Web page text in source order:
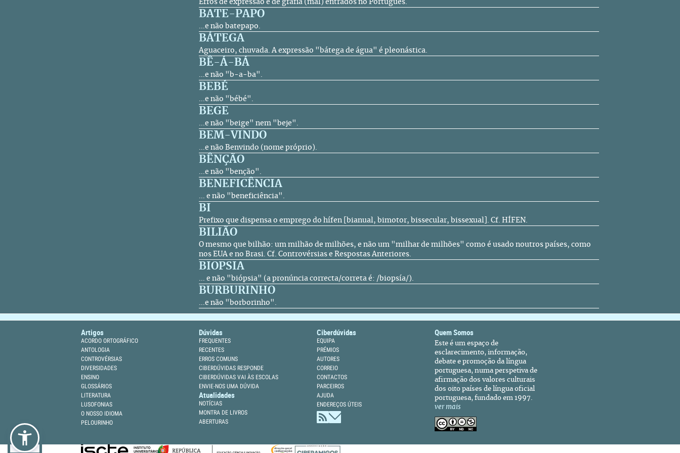
Erros de expressão e de grafia (mal) entrados no Português.
BATE-PAPO
...e não batepapo.
BÁTEGA
Aguaceiro, chuvada. A expressão "bátega de água" é pleonástica.
BÊ-Á-BÁ
...e não "b-a-ba".
BEBÉ
...e não "bébé".
BEGE
...e não "beige" nem "beje".
BEM-VINDO
...e não Benvindo (nome próprio).
BÊNÇÃO
...e não "benção".
BENEFICÊNCIA
... e não "beneficiência".
BI
Prefixo que dispensa o emprego do hífen [bianual, bimotor, bissecular, bissexual]. Cf. HÍFEN.
BILIÃO
O mesmo que bilhão: um milhão de milhões, e não um "milhar de milhões" como é usado noutros países, como
nos EUA e no Brasi. Cf. Controvérsias e Respostas Anteriores.
BIOPSIA
... e não "biópsia" (a pronúncia correcta/correta é: /biopsía/).
BURBURINHO
...e não "borborinho".
Artigos
ACORDO ORTOGRÁFICO
ANTOLOGIA
CONTROVÉRSIAS
DIVERSIDADES
ENSINO
GLOSSÁRIOS
LITERATURA
LUSOFONIAS
O NOSSO IDIOMA
PELOURINHO
Dúvidas
FREQUENTES
RECENTES
ERROS COMUNS
CIBERDÚVIDAS RESPONDE
CIBERDÚVIDAS VAI ÀS ESCOLAS
ENVIE-NOS UMA DÚVIDA
Atualidades
NOTÍCIAS
MONTRA DE LIVROS
ABERTURAS
Ciberdúvidas
EQUIPA
PRÉMIOS
AUTORES
CORREIO
CONTACTOS
PARCEIROS
AJUDA
ENDEREÇOS ÚTEIS
Quem Somos
Este é um espaço de
esclarecimento, informação,
debate e promoção da língua
portuguesa, numa perspetiva de
afirmação dos valores culturais
dos oito países de língua oficial
portuguesa, fundado em 1997.
ver mais